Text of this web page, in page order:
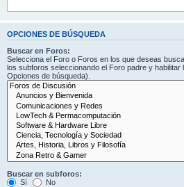
OPCIONES DE BÚSQUEDA
Buscar en Foros:
Selecciona el Foro o Foros en los que deseas
los subforos seleccionando el Foro padre y
Opciones de búsqueda).
Buscar en subforos:
Sí
No